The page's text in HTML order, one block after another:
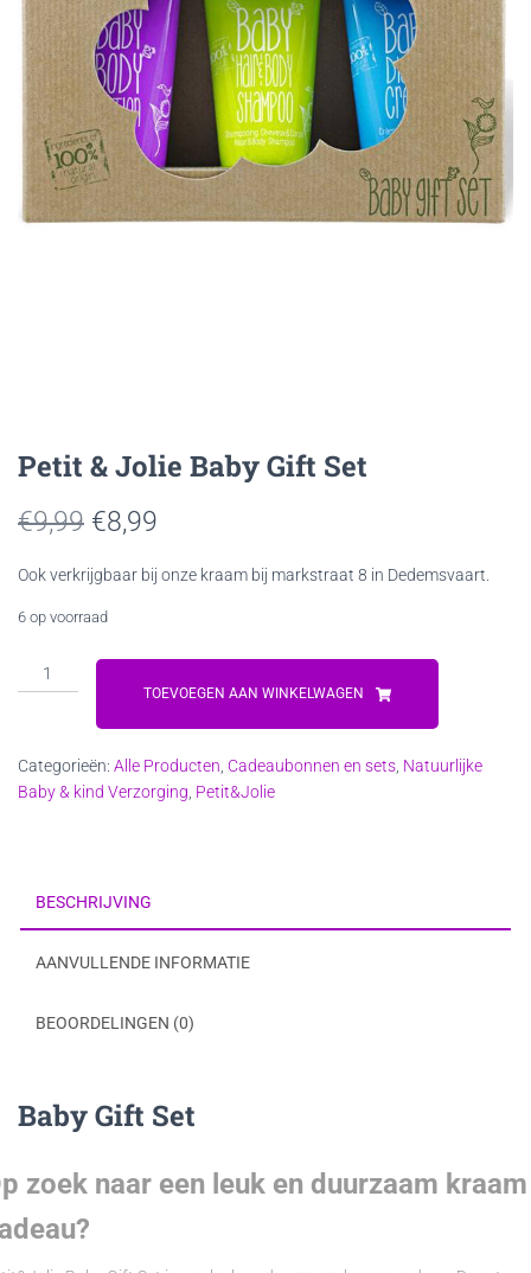
Petit & Jolie Baby Gift Set
€9,99 Oorspronkelijke
prijs
was:
€9,99.
€8,99
prijs
€8,99.
Ook verkrijgbaar bij onze kraam bij markstraat 8 in Dedemsvaart.
6 op voorraad
Petit
&
Gift
Set
TOEVOEGEN AAN WINKELWAGEN
Categorieën: Alle Producten, Cadeaubonnen en sets, Natuurlijke
Baby & kind Verzorging, Petit&Jolie
BESCHRIJVING
AANVULLENDE INFORMATIE
BEOORDELINGEN (0)
Baby Gift Set
zoek naar een leuk en duurzaam kraam